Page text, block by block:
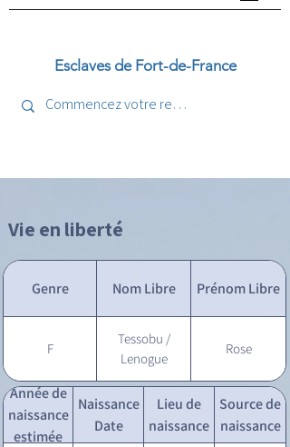
Esclaves de Fort-de-France
Vie en liberté
Genre Nom Libre Prénom Libre
F
Tessobu /
Lenogue
Rose
Année de
naissance
estimée
Naissance
Date
Lieu de
naissance
Source de
naissance